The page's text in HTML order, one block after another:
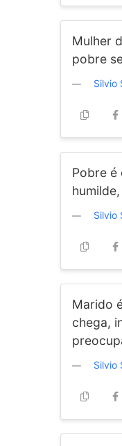
Mulher
pobre
Silvio
Pobre é
Silvio
Marido
chega,
Silvio